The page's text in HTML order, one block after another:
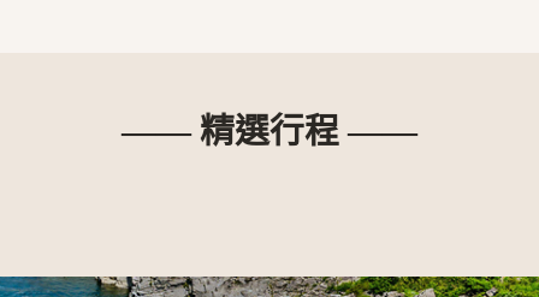
—— 精選行程 ——